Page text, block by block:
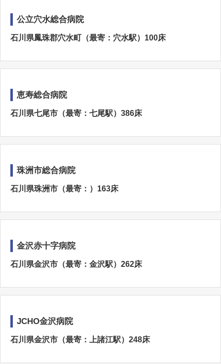
公立穴水総合病院
石川県鳳珠郡穴水町（最寄：穴水駅）100床
恵寿総合病院
石川県七尾市（最寄：七尾駅）386床
珠洲市総合病院
石川県珠洲市（最寄：）163床
金沢赤十字病院
石川県金沢市（最寄：金沢駅）262床
JCHO金沢病院
石川県金沢市（最寄：上諸江駅）248床